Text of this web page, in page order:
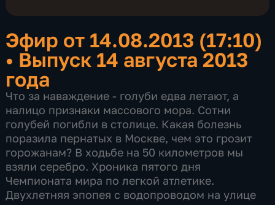
Эфир от 14.08.2013 (17:10)
• Выпуск 14 августа 2013
года
Что за наваждение - голуби едва летают, а
налицо признаки массового мора. Сотни
голубей погибли в столице. Какая болезнь
поразила пернатых в Москве, чем это грозит
горожанам? В ходьбе на 50 километров мы
взяли серебро. Хроника пятого дня
Чемпионата мира по легкой атлетике.
Двухлетняя эпопея с водопроводом на улице